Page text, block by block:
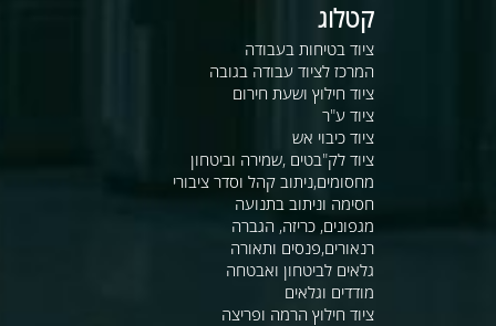
קטלוג
ציוד בטיחות בעבודה
המרכז לציוד עבודה בגובה
ציוד חילוץ ושעת חירום
ציוד ע"ר
ציוד כיבוי אש
ציוד לק"בטים ,שמירה וביטחון
מחסומים,ניתוב קהל וסדר ציבורי
חסימה וניתוב בתנועה
מגפונים, כריזה, הגברה
רנאורים,פנסים ותאורה
גלאים לביטחון ואבטחה
מודדים וגלאים
ציוד חילוץ הרמה ופריצה